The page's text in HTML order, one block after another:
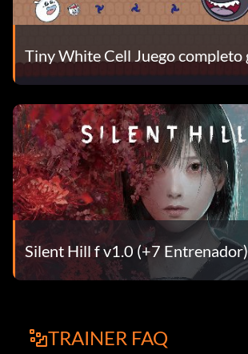
Tiny White Cell Juego completo
Silent Hill f v1.0 (+7 Entrenador)
TRAINER FAQ